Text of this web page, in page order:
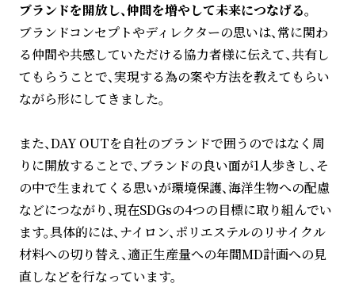
ブランドを開放し、仲間を増やして未来につなげる。
ブランドコンセプトやディレクターの思いは、常に関わ
る仲間や共感していただける協力者様に伝えて、共有し
てもらうことで、実現する為の案や方法を教えてもらい
ながら形にしてきました。
また、DAY OUTを自社のブランドで囲うのではなく周
りに開放することで、ブランドの良い面が1人歩きし、そ
の中で生まれてくる思いが環境保護、海洋生物への配慮
などにつながり、現在SDGsの4つの目標に取り組んでい
ます。具体的には、ナイロン、ポリエステルのリサイクル
材料への切り替え、適正生産量への年間MD計画への見
直しなどを行なっています。